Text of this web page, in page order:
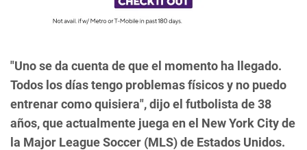
"Uno se da cuenta de que el momento ha llegado.
Todos los días tengo problemas físicos y no puedo
entrenar como quisiera", dijo el futbolista de 38
años, que actualmente juega en el New York City de
la Major League Soccer (MLS) de Estados Unidos.